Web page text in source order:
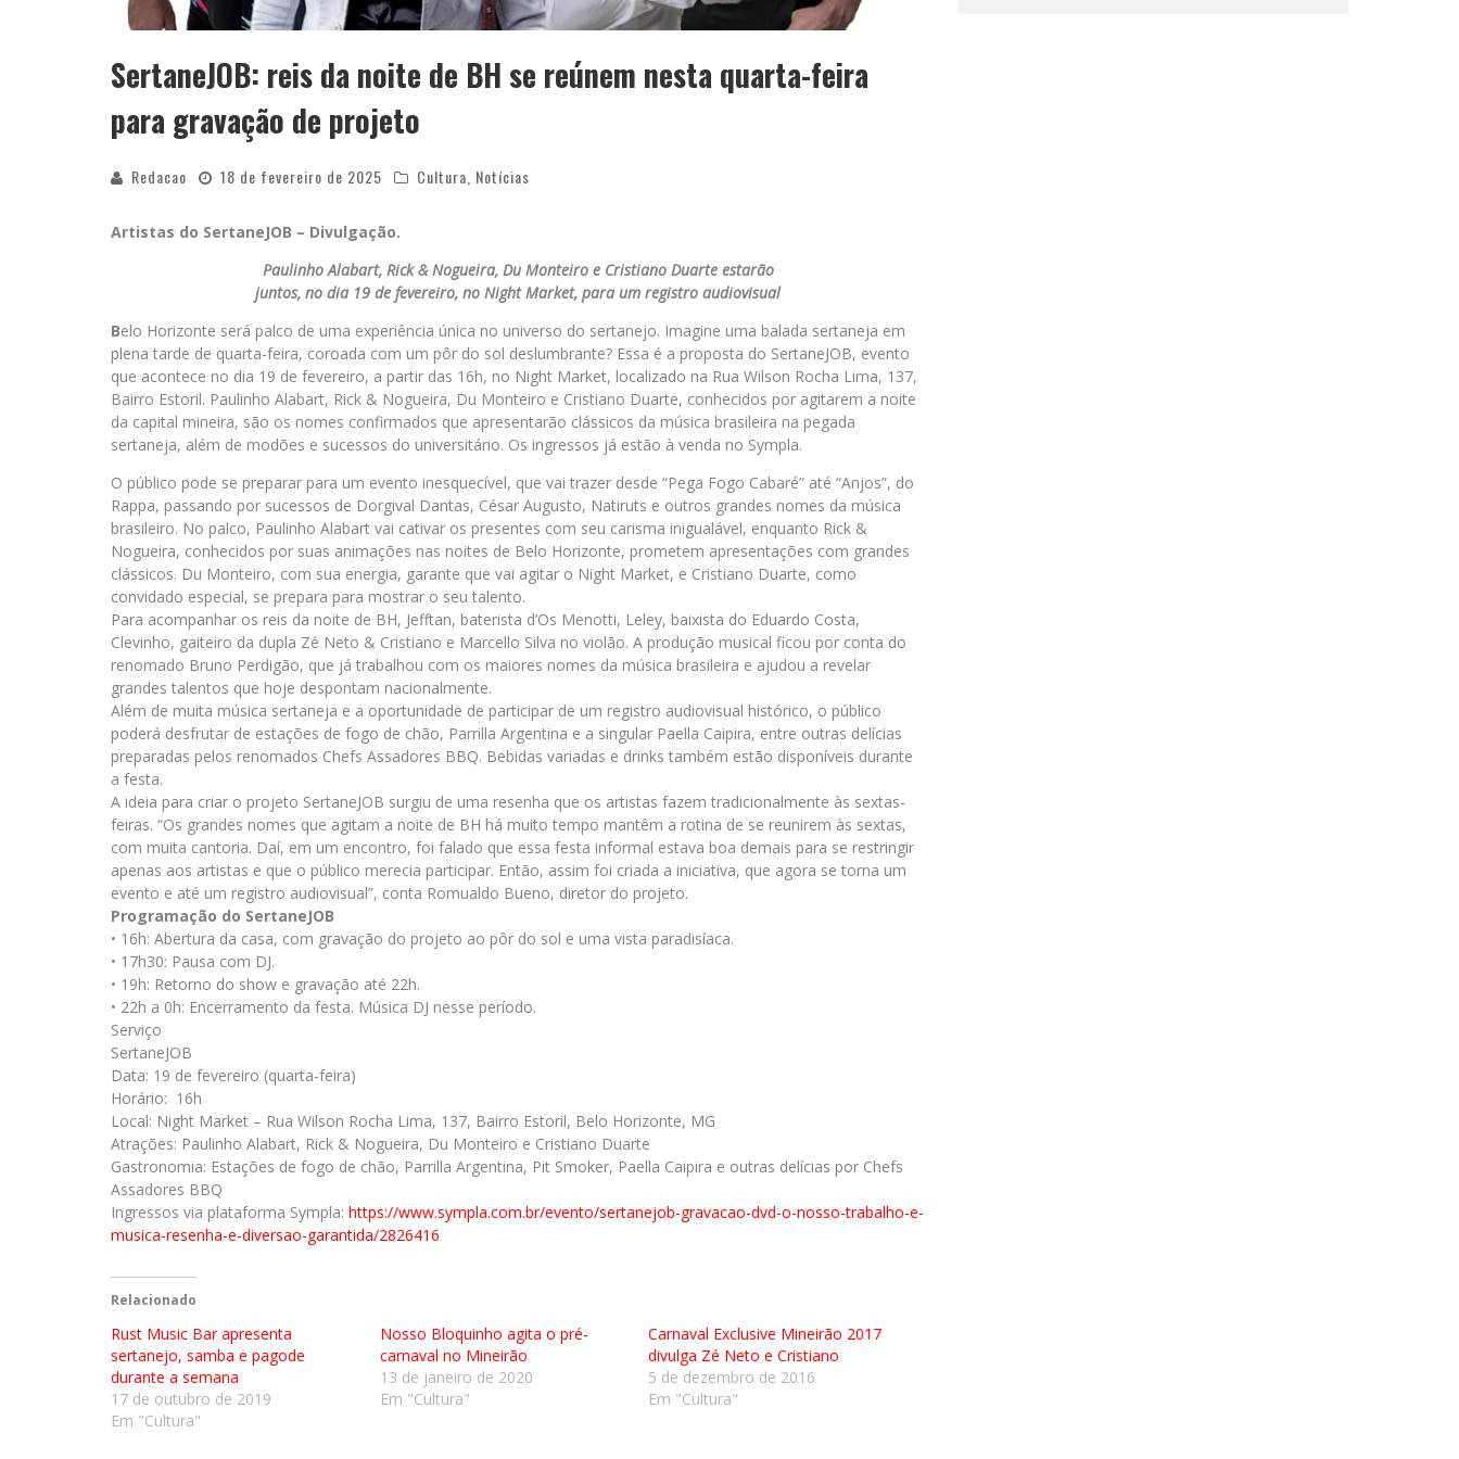
SertaneJOB: reis da noite de BH se reúnem nesta quarta-feira
para gravação de projeto
Redacao 18 de fevereiro de 2025 Cultura Notícias
Artistas do SertaneJOB – Divulgação.
Paulinho Alabart, Rick & Nogueira, Du Monteiro e Cristiano Duarte estarão
juntos, no dia 19 de fevereiro, no Night Market, para um registro audiovisual
Belo Horizonte será palco de uma experiência única no universo do sertanejo. Imagine uma balada sertaneja em
plena tarde de quarta-feira, coroada com um pôr do sol deslumbrante? Essa é a proposta do SertaneJOB, evento
que acontece no dia 19 de fevereiro, a partir das 16h, no Night Market, localizado na Rua Wilson Rocha Lima, 137,
Bairro Estoril. Paulinho Alabart, Rick & Nogueira, Du Monteiro e Cristiano Duarte, conhecidos por agitarem a noite
da capital mineira, são os nomes confirmados que apresentarão clássicos da música brasileira na pegada
sertaneja, além de modões e sucessos do universitário. Os ingressos já estão à venda no Sympla.
O público pode se preparar para um evento inesquecível, que vai trazer desde “Pega Fogo Cabaré” até “Anjos”, do
Rappa, passando por sucessos de Dorgival Dantas, César Augusto, Natiruts e outros grandes nomes da música
brasileiro. No palco, Paulinho Alabart vai cativar os presentes com seu carisma inigualável, enquanto Rick &
Nogueira, conhecidos por suas animações nas noites de Belo Horizonte, prometem apresentações com grandes
clássicos. Du Monteiro, com sua energia, garante que vai agitar o Night Market, e Cristiano Duarte, como
convidado especial, se prepara para mostrar o seu talento.
Para acompanhar os reis da noite de BH, Jefftan, baterista d’Os Menotti, Leley, baixista do Eduardo Costa,
Clevinho, gaiteiro da dupla Zé Neto & Cristiano e Marcello Silva no violão. A produção musical ficou por conta do
renomado Bruno Perdigão, que já trabalhou com os maiores nomes da música brasileira e ajudou a revelar
grandes talentos que hoje despontam nacionalmente.
Além de muita música sertaneja e a oportunidade de participar de um registro audiovisual histórico, o público
poderá desfrutar de estações de fogo de chão, Parrilla Argentina e a singular Paella Caipira, entre outras delícias
preparadas pelos renomados Chefs Assadores BBQ. Bebidas variadas e drinks também estão disponíveis durante
a festa.
A ideia para criar o projeto SertaneJOB surgiu de uma resenha que os artistas fazem tradicionalmente às sextas-
feiras. “Os grandes nomes que agitam a noite de BH há muito tempo mantêm a rotina de se reunirem às sextas,
com muita cantoria. Daí, em um encontro, foi falado que essa festa informal estava boa demais para se restringir
apenas aos artistas e que o público merecia participar. Então, assim foi criada a iniciativa, que agora se torna um
evento e até um registro audiovisual”, conta Romualdo Bueno, diretor do projeto.
Programação do SertaneJOB
• 16h: Abertura da casa, com gravação do projeto ao pôr do sol e uma vista paradisíaca.
• 17h30: Pausa com DJ.
• 19h: Retorno do show e gravação até 22h.
• 22h a 0h: Encerramento da festa. Música DJ nesse período.
Serviço
SertaneJOB
Data: 19 de fevereiro (quarta-feira)
Horário: 16h
Local: Night Market – Rua Wilson Rocha Lima, 137, Bairro Estoril, Belo Horizonte, MG
Atrações: Paulinho Alabart, Rick & Nogueira, Du Monteiro e Cristiano Duarte
Gastronomia: Estações de fogo de chão, Parrilla Argentina, Pit Smoker, Paella Caipira e outras delícias por Chefs
Assadores BBQ
Ingressos via plataforma Sympla: https://www.sympla.com.br/evento/sertanejob-gravacao-dvd-o-nosso-trabalho-e-
musica-resenha-e-diversao-garantida/2826416
Relacionado
Rust Music Bar apresenta
sertanejo, samba e pagode
durante a semana
17 de outubro de 2019
Em "Cultura"
Nosso Bloquinho agita o pré-
carnaval no Mineirão
13 de janeiro de 2020
Em "Cultura"
Carnaval Exclusive Mineirão 2017
divulga Zé Neto e Cristiano
5 de dezembro de 2016
Em "Cultura"